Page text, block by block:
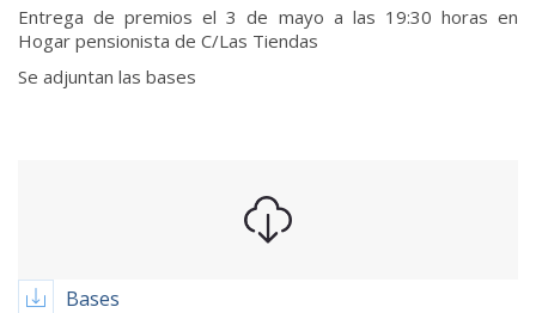
Entrega de premios el 3 de mayo a las 19:30 horas en
Hogar pensionista de C/Las Tiendas
Se adjuntan las bases
Bases